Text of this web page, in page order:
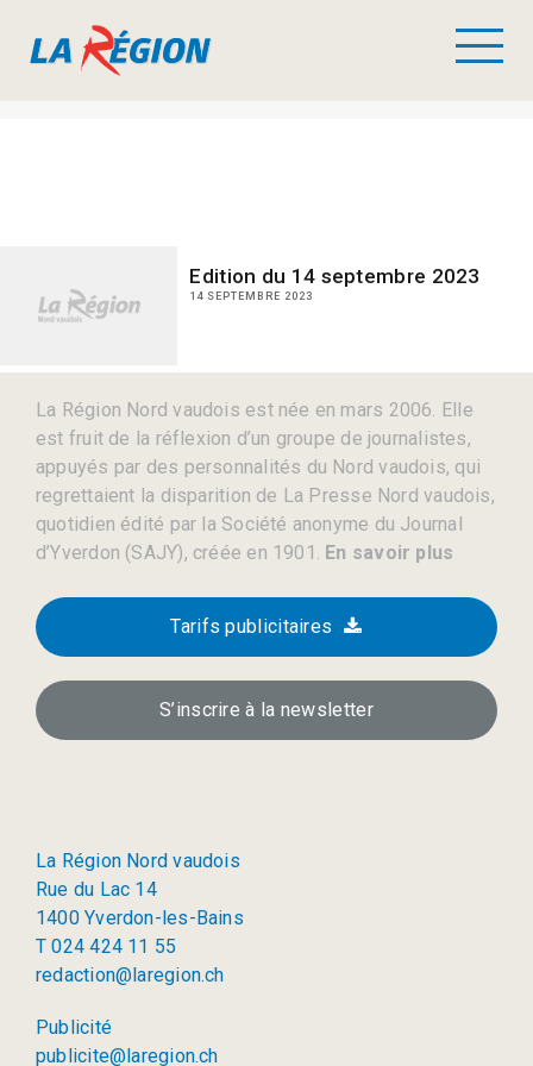
Edition du 14 septembre 2023
14 SEPTEMBRE 2023
La Région Nord vaudois est née en mars 2006. Elle
est fruit de la réflexion d’un groupe de journalistes,
appuyés par des personnalités du Nord vaudois, qui
regrettaient la disparition de La Presse Nord vaudois,
quotidien édité par la Société anonyme du Journal
d’Yverdon (SAJY), créée en 1901. En savoir plus
Tarifs publicitaires
S’inscrire à la newsletter
La Région Nord vaudois
Rue du Lac 14
1400 Yverdon-les-Bains
T 024 424 11 55
redaction@laregion.ch
Publicité
publicite@laregion.ch